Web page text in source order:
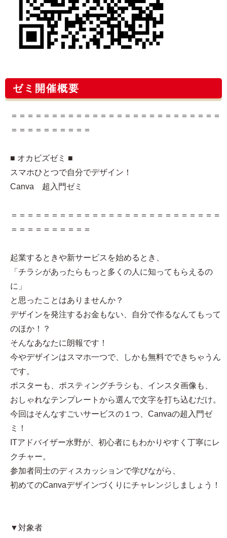
ゼミ開催概要
＝＝＝＝＝＝＝＝＝＝＝＝＝＝＝＝＝＝＝＝＝＝＝＝＝＝
＝＝＝＝＝＝＝＝＝＝
■ オカビズゼミ ■
スマホひとつで自分でデザイン！
Canva 超入門ゼミ
＝＝＝＝＝＝＝＝＝＝＝＝＝＝＝＝＝＝＝＝＝＝＝＝＝＝
＝＝＝＝＝＝＝＝＝＝
起業するときや新サービスを始めるとき、
「チラシがあったらもっと多くの人に知ってもらえるの
に」
と思ったことはありませんか？
デザインを発注するお金もない、自分で作るなんてもって
のほか！？
そんなあなたに朗報です！
今やデザインはスマホ一つで、しかも無料でできちゃうん
です。
ポスターも、ポスティングチラシも、インスタ画像も、
おしゃれなテンプレートから選んで文字を打ち込むだけ。
今回はそんなすごいサービスの１つ、Canvaの超入門ゼ
ミ！
ITアドバイザー水野が、初心者にもわかりやすく丁寧にレ
クチャー。
参加者同士のディスカッションで学びながら、
初めてのCanvaデザインづくりにチャレンジしましょう！
▼対象者